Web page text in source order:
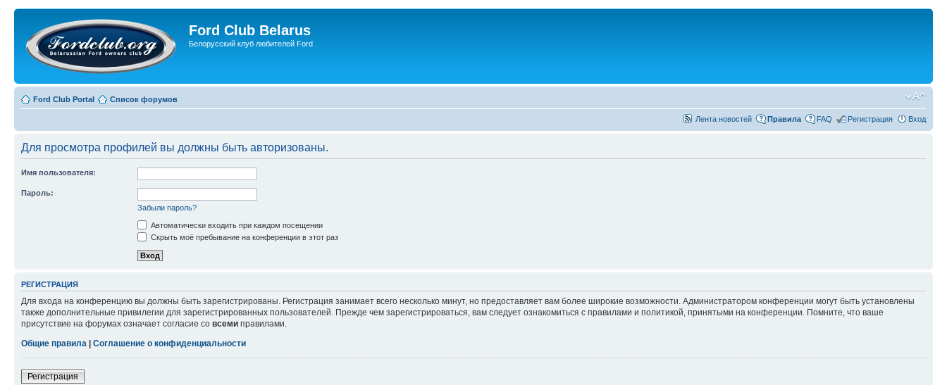
Ford Club Belarus
Белорусский клуб любителей Ford
Ford Club Portal Список форумов
Лента новостей Правила FAQ Регистрация Вход
Для просмотра профилей вы должны быть авторизованы.
Имя пользователя:
Пароль:
Забыли пароль?
Автоматически входить при каждом посещении
Скрыть моё пребывание на конференции в этот раз
РЕГИСТРАЦИЯ
Для входа на конференцию вы должны быть зарегистрированы. Регистрация занимает всего несколько минут, но предоставляет вам более широкие возможности. Администратором конференции могут быть установлены
также дополнительные привилегии для зарегистрированных пользователей. Прежде чем зарегистрироваться, вам следует ознакомиться с правилами и политикой, принятыми на конференции. Помните, что ваше
присутствие на форумах означает согласие со всеми правилами.
Общие правила | Соглашение о конфиденциальности
Регистрация